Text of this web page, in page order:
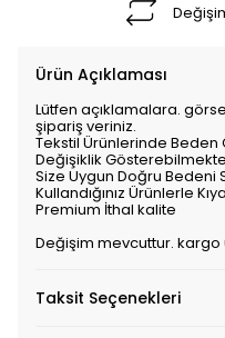
Ürün Açıklaması
Lütfen açıklamalara.
şipariş veriniz.
Tekstil Ürünlerinde
Değişiklik
Size Uygun Doğru Bedeni
Kullandığınız Ürünlerle
Premium İthal kalite
Değişim mevcuttur. kargo
Taksit Seçenekleri